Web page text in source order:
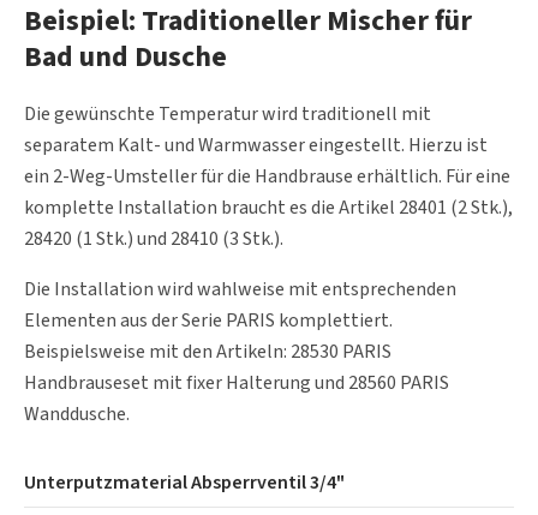
Beispiel: Traditioneller Mischer für
Bad und Dusche
Die gewünschte Temperatur wird traditionell mit
separatem Kalt- und Warmwasser eingestellt. Hierzu ist
ein 2-Weg-Umsteller für die Handbrause erhältlich. Für eine
komplette Installation braucht es die Artikel 28401 (2 Stk.),
28420 (1 Stk.) und 28410 (3 Stk.).
Die Installation wird wahlweise mit entsprechenden
Elementen aus der Serie PARIS komplettiert.
Beispielsweise mit den Artikeln: 28530 PARIS
Handbrauseset mit fixer Halterungund 28560 PARIS
Wanddusche.
Unterputzmaterial Absperrventil 3/4"